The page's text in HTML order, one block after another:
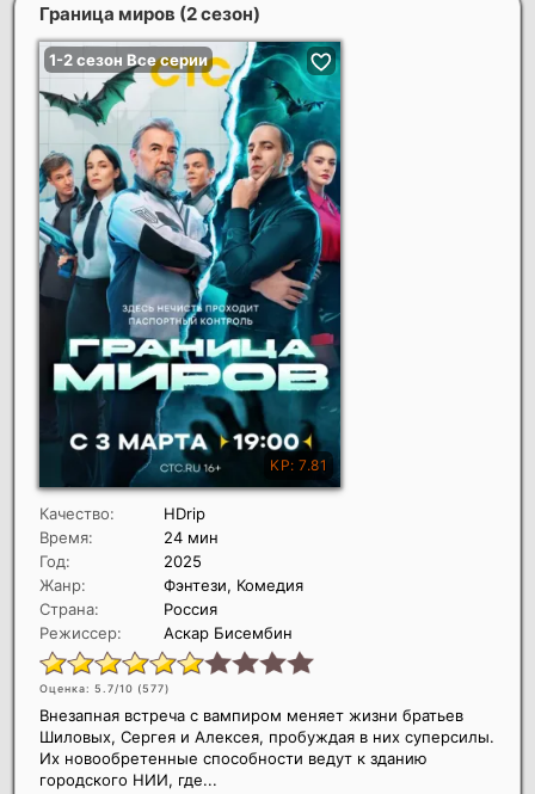
Граница миров (2 сезон)
Качество:
HDrip
Время:
24 мин
Год:
2025
Жанр:
Фэнтези, Комедия
Страна:
Россия
Режиссер:
Аскар Бисембин
Оценка: 5.7/10 (577)
Внезапная встреча с вампиром меняет жизни братьев
Шиловых, Сергея и Алексея, пробуждая в них суперсилы.
Их новообретенные способности ведут к зданию
городского НИИ, где...